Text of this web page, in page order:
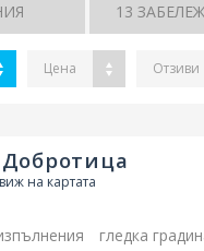
13
Цена Отзиви
виж на картата
гледка